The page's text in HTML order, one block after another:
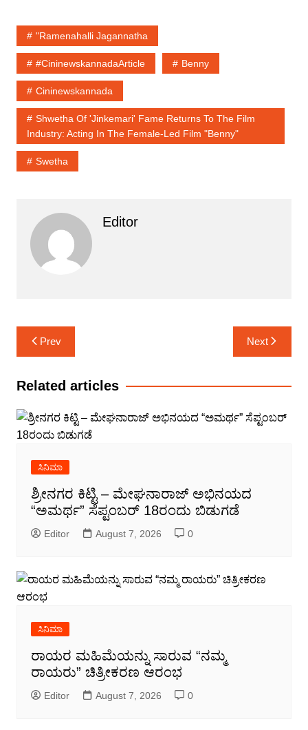
"Ramenahalli Jagannatha
#cininewskannadaArticle Benny
Cininewskannada
Shwetha Of 'Jinkemari' Fame Returns To The Film
Industry: Acting In The Female-Led Film "Benny"
Swetha
Editor
Post
navigation
Prev Next
Related articles
ಸಿನಿಮಾ
ಶ್ರೀನಗರ ಕಿಟ್ಟಿ – ಮೇಘನಾರಾಜ್ ಅಭಿನಯದ
“ಅಮರ್ಥ” ಸೆಪ್ಟಂಬರ್ 18ರಂದು ಬಿಡುಗಡೆ
Editor August 7, 2026 0
ಸಿನಿಮಾ
ರಾಯರ ಮಹಿಮೆಯನ್ನು ಸಾರುವ “ನಮ್ಮ
ರಾಯರು” ಚಿತ್ರೀಕರಣ ಆರಂಭ
Editor August 7, 2026 0